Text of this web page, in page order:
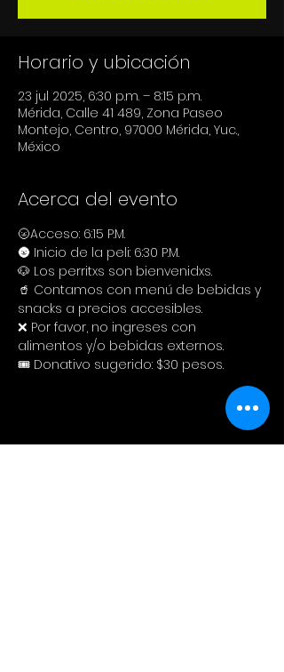
Horario y ubicación
23 jul 2025, 6:30 p.m. – 8:15 p.m.
Mérida, Calle 41 489, Zona Paseo
Montejo, Centro, 97000 Mérida, Yuc.,
México
Acerca del evento
🌝Acceso: 6:15 P.M.
🌚 Inicio de la peli: 6:30 P.M.
🐶 Los perritxs son bienvenidxs.
🥤 Contamos con menú de bebidas y
snacks a precios accesibles.
❌ Por favor, no ingreses con
alimentos y/o bebidas externos.
🎟️ Donativo sugerido: $30 pesos.